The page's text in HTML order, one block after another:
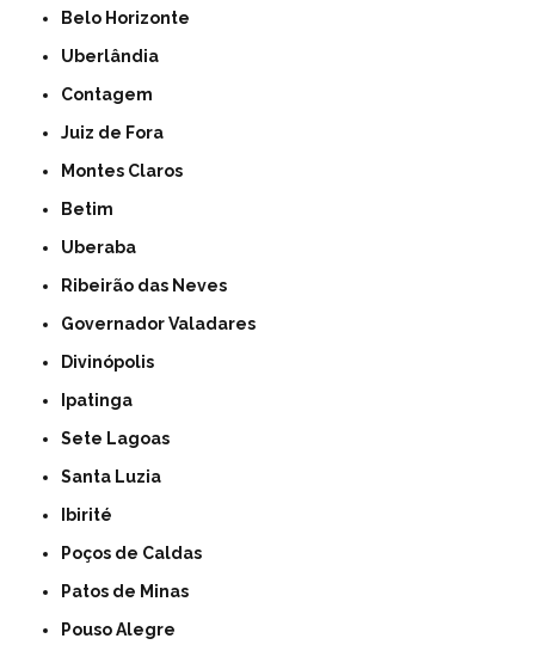
Belo Horizonte
Uberlândia
Contagem
Juiz de Fora
Montes Claros
Betim
Uberaba
Ribeirão das Neves
Governador Valadares
Divinópolis
Ipatinga
Sete Lagoas
Santa Luzia
Ibirité
Poços de Caldas
Patos de Minas
Pouso Alegre